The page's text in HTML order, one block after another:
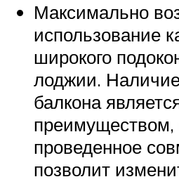
Максимально
использование
широкого
лоджии.
балкона
преимуществом,
проведенное
позволит